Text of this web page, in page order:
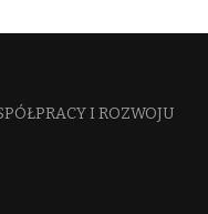
I ROZWOJU​